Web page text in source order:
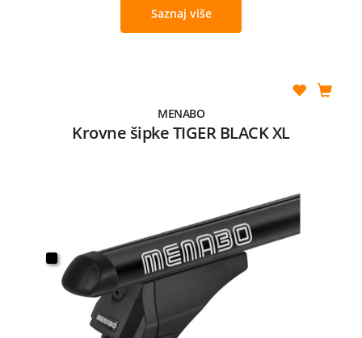
Saznaj više
MENABO
Krovne šipke TIGER BLACK XL